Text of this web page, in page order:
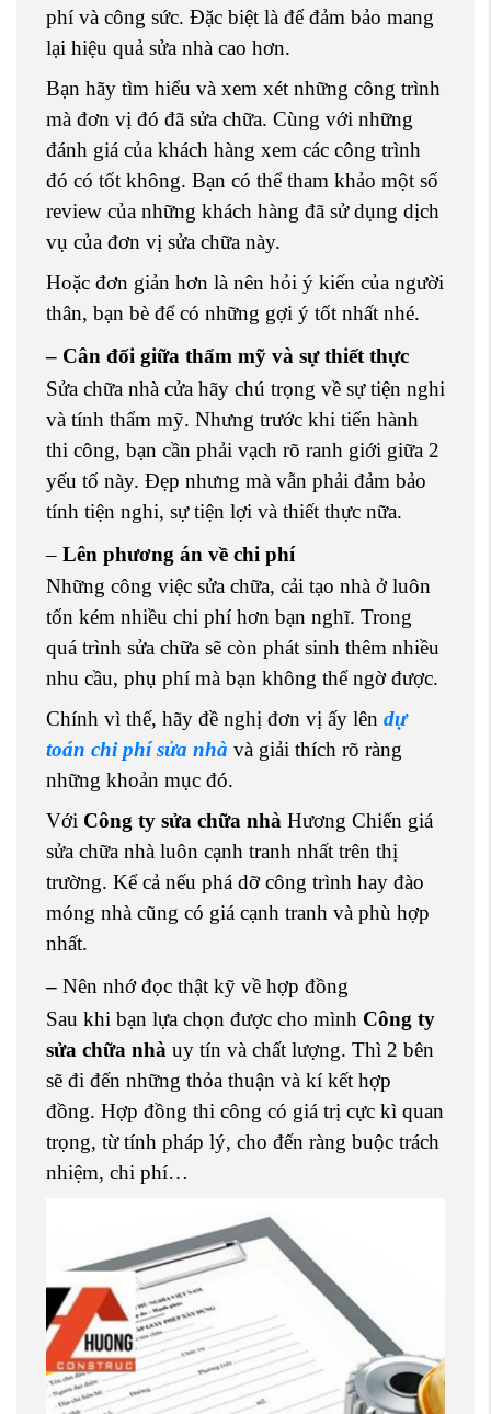
phí và công sức. Đặc biệt là để đảm bảo mang
lại hiệu quả sửa nhà cao hơn.
Bạn hãy tìm hiểu và xem xét những công trình
mà đơn vị đó đã sửa chữa. Cùng với những
đánh giá của khách hàng xem các công trình
đó có tốt không. Bạn có thể tham khảo một số
review của những khách hàng đã sử dụng dịch
vụ của đơn vị sửa chữa này.
Hoặc đơn giản hơn là nên hỏi ý kiến của người
thân, bạn bè để có những gợi ý tốt nhất nhé.
– Cân đối giữa thẩm mỹ và sự thiết thực
Sửa chữa nhà cửa hãy chú trọng về sự tiện nghi
và tính thẩm mỹ. Nhưng trước khi tiến hành
thi công, bạn cần phải vạch rõ ranh giới giữa 2
yếu tố này. Đẹp nhưng mà vẫn phải đảm bảo
tính tiện nghi, sự tiện lợi và thiết thực nữa.
– Lên phương án về chi phí
Những công việc sửa chữa, cải tạo nhà ở luôn
tốn kém nhiều chi phí hơn bạn nghĩ. Trong
quá trình sửa chữa sẽ còn phát sinh thêm nhiều
nhu cầu, phụ phí mà bạn không thể ngờ được.
Chính vì thế, hãy đề nghị đơn vị ấy lên dự
toán chi phí sửa nhà và giải thích rõ ràng
những khoản mục đó.
Với Công ty sửa chữa nhà Hương Chiến giá
sửa chữa nhà luôn cạnh tranh nhất trên thị
trường. Kể cả nếu phá dỡ công trình hay đào
móng nhà cũng có giá cạnh tranh và phù hợp
nhất.
– Nên nhớ đọc thật kỹ về hợp đồng
Sau khi bạn lựa chọn được cho mình Công ty
sửa chữa nhà uy tín và chất lượng. Thì 2 bên
sẽ đi đến những thỏa thuận và kí kết hợp
đồng. Hợp đồng thi công có giá trị cực kì quan
trọng, từ tính pháp lý, cho đến ràng buộc trách
nhiệm, chi phí…